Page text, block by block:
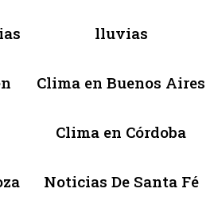
lluvias
Clima en Buenos Aires
Clima en Córdoba
Noticias De Santa Fé